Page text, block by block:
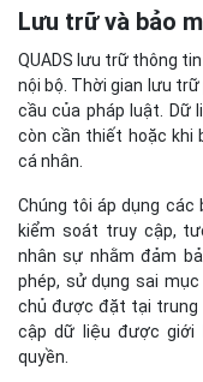
Lưu trữ và bảo
QUADS lưu trữ thông
nội bộ. Thời gian lưu
cầu của pháp luật. Dữ
còn cần thiết hoặc khi
cá nhân.
Chúng tôi áp dụng các
kiểm soát truy cập,
nhân sự nhằm đảm
phép, sử dụng sai
chủ được đặt tại trung
cập dữ liệu được giới
quyền.